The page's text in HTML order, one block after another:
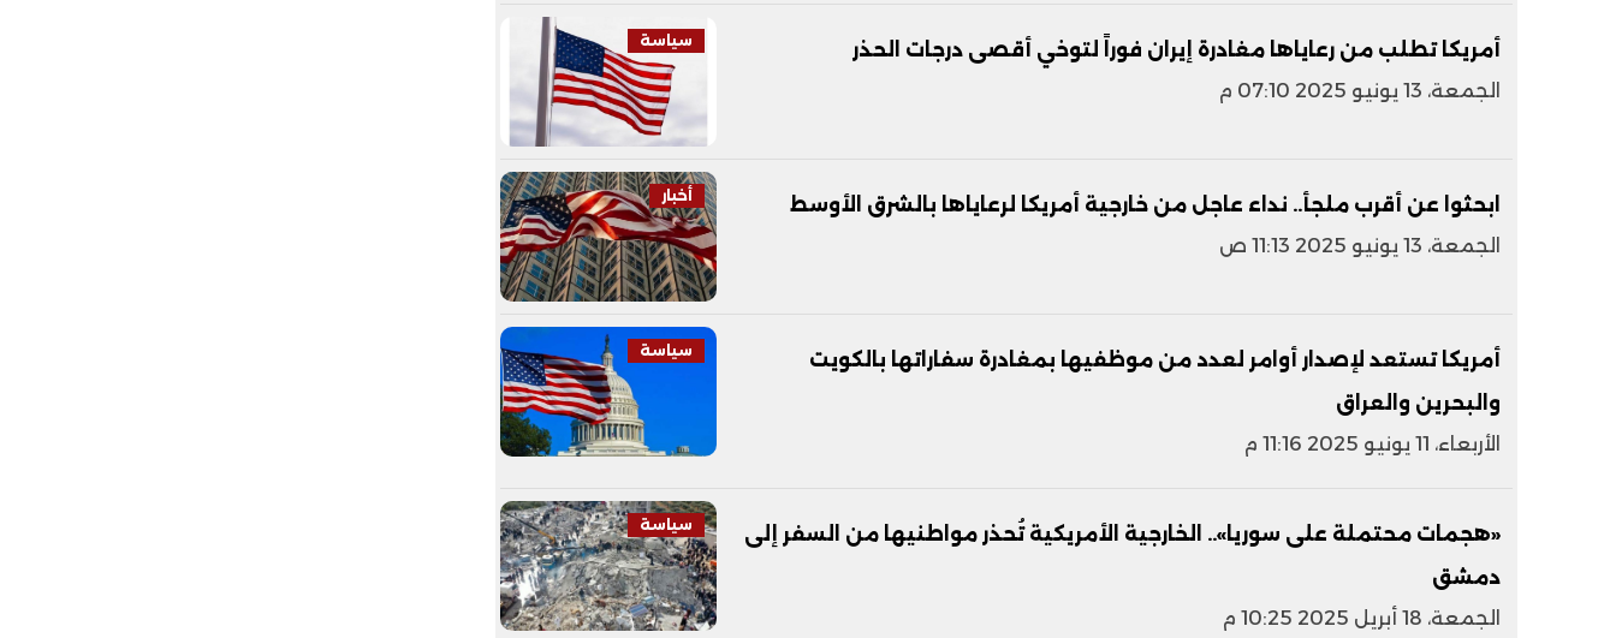
سياسة
أمريكا تطلب من رعاياها مغادرة إيران فوراً لتوخي أقصى درجات الحذر
الجمعة، 13 يونيو 2025 07:10 م
أخبار
ابحثوا عن أقرب ملجأ.. نداء عاجل من خارجية أمريكا لرعاياها بالشرق الأوسط
الجمعة، 13 يونيو 2025 11:13 ص
سياسة
أمريكا تستعد لإصدار أوامر لعدد من موظفيها بمغادرة سفاراتها بالكويت
والبحرين والعراق
الأربعاء، 11 يونيو 2025 11:16 م
سياسة
«هجمات محتملة على سوريا».. الخارجية الأمريكية تُحذر مواطنيها من السفر إلى
دمشق
الجمعة، 18 أبريل 2025 10:25 م